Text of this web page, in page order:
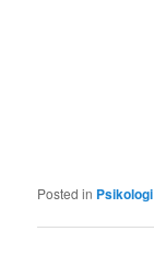
Posted in Psikologi